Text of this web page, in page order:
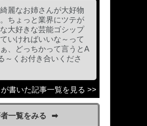
麗なお姉さんが大好物
ちょっと業界にツテが
大好きな芸能ゴシップ
いければいいな～って
、どっちかって言うとA
～くお付き合いくださ
書いた記事一覧を見る >>
一覧をみる